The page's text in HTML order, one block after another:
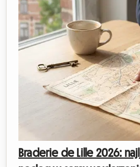
miejsca na pobyt bez
oferujemy ten ...
Braderie de Lille 2026: